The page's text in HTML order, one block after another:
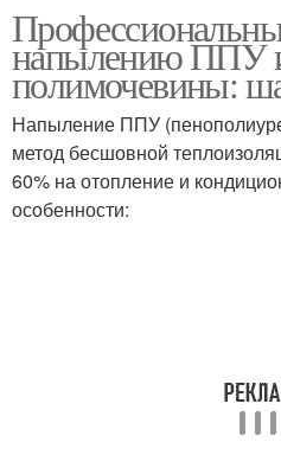
напылению ППУ
полимочевины:
Напыление ППУ
метод бесшовной
60% на отопление и
особенности: